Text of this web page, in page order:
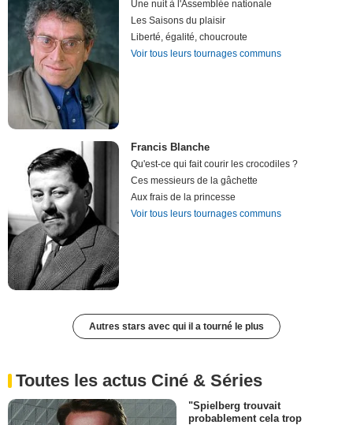
Une nuit à l'Assemblée nationale
Les Saisons du plaisir
Liberté, égalité, choucroute
Voir tous leurs tournages communs
Francis Blanche
Qu'est-ce qui fait courir les crocodiles ?
Ces messieurs de la gâchette
Aux frais de la princesse
Voir tous leurs tournages communs
Autres stars avec qui il a tourné le plus
Toutes les actus Ciné & Séries
"Spielberg trouvait
probablement cela trop